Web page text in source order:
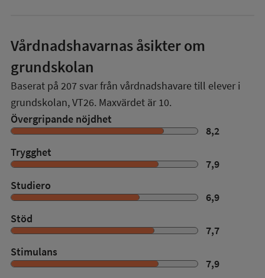
Vårdnadshavarnas åsikter om
grundskolan
Baserat på 207 svar från vårdnadshavare till elever i
grundskolan,VT26. Maxvärdet är 10.
Övergripande nöjdhet
8,2
Trygghet
7,9
Studiero
6,9
Stöd
7,7
Stimulans
7,9